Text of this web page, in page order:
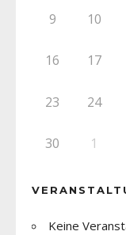
9 10
16 17
23 24
30 1
Keine